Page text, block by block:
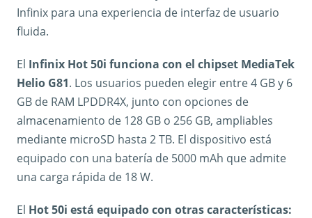
Infinix para una experiencia de interfaz de usuario
fluida.
El Infinix Hot 50i funciona con el chipset MediaTek
Helio G81. Los usuarios pueden elegir entre 4 GB y 6
GB de RAM LPDDR4X, junto con opciones de
almacenamiento de 128 GB o 256 GB, ampliables
mediante microSD hasta 2 TB. El dispositivo está
equipado con una batería de 5000 mAh que admite
una carga rápida de 18 W.
El Hot 50i está equipado con otras características: